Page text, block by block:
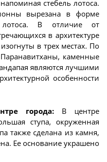
стебель лотоса.
вырезана в форме
лотоса. В отличие от
в архитектуре
в трех местах. По
каменные
являются лучшими
особенности
города: В центре
ступа, окруженная
также сделана из камня,
Ее основание украшено